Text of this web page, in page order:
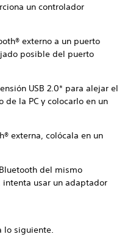
un controlador
externo a un puerto
posible del puerto
USB 2.0* para alejar el
la PC y colocarlo en un
externa, colócala en un
del mismo
usar un adaptador
lo siguiente.